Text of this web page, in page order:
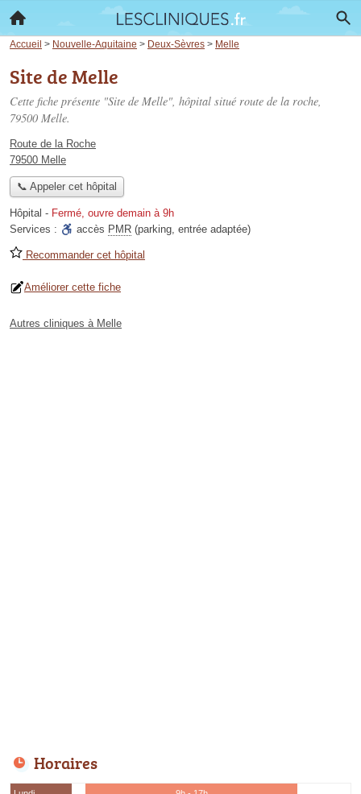
Accueil > Nouvelle-Aquitaine > Deux-Sèvres > Melle
Site de Melle
Cette fiche présente "Site de Melle", hôpital situé route de la roche,
79500 Melle.
Route de la Roche
79500 Melle
📞 Appeler cet hôpital
Hôpital - Fermé, ouvre demain à 9h
Services :
accès PMR (parking, entrée adaptée)
Recommander cet hôpital
Améliorer cette fiche
Autres cliniques à Melle
Horaires